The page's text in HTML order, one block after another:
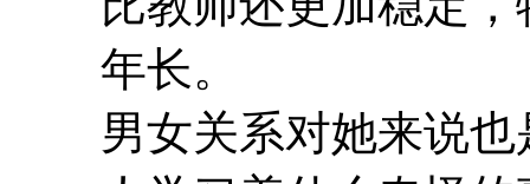
年长。
男女关系对她来说